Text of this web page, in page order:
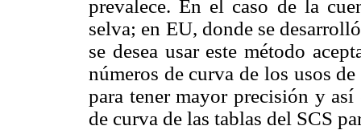
prevalece. En el caso de la
selva; en EU, donde se
se desea usar este método
números de curva de los usos
para tener mayor precisión y
de curva de las tablas del SCS